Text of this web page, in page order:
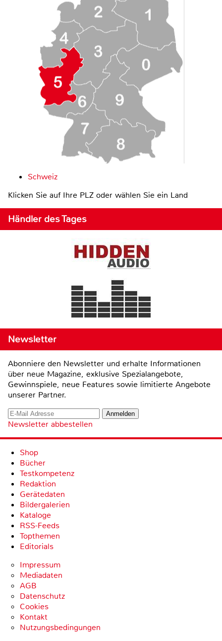
Schweiz
Klicken Sie auf Ihre PLZ oder wählen Sie ein Land
Händler des Tages
Newsletter
Abonniere den Newsletter und erhalte Informationen
über neue Magazine, exklusive Spezialangebote,
Gewinnspiele, neue Features sowie limitierte Angebote
unserer Partner.
Newsletter abbestellen
Shop
Bücher
Testkompetenz
Redaktion
Gerätedaten
Bildergalerien
Kataloge
RSS-Feeds
Topthemen
Editorials
Impressum
Mediadaten
AGB
Datenschutz
Cookies
Kontakt
Nutzungsbedingungen